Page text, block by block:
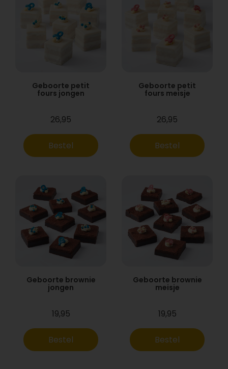
Geboorte petit
fours jongen
26,95
Bestel
Geboorte petit
fours meisje
26,95
Bestel
Geboorte brownie
jongen
19,95
Bestel
Geboorte brownie
meisje
19,95
Bestel